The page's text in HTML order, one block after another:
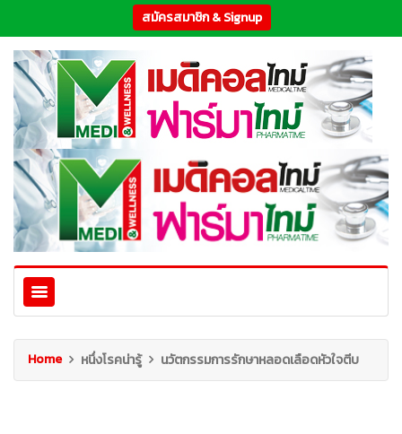
สมัครสมาชิก & Signup
Home หนึ่งโรคน่ารู้ นวัตกรรมการรักษาหลอดเลือดหัวใจตีบ